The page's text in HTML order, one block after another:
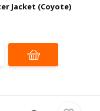
Jacket (Coyote)